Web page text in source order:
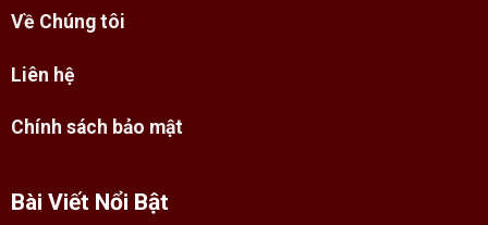
Về Chúng tôi
Liên hệ
Chính sách bảo mật
Bài Viết Nổi Bật